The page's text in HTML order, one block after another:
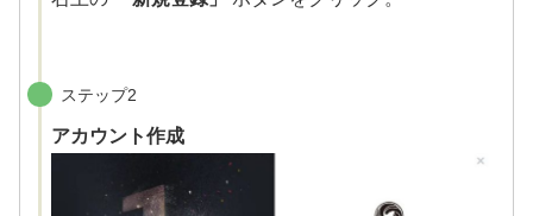
ステップ2
アカウント作成